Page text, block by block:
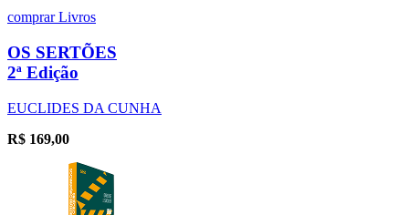
comprarLivros
OS SERTÕES
2ª Edição
EUCLIDES DA CUNHA
R$ 169,00